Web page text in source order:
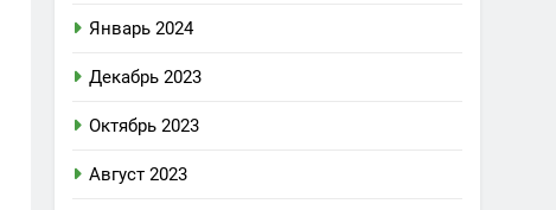
Январь 2024
Декабрь 2023
Октябрь 2023
Август 2023